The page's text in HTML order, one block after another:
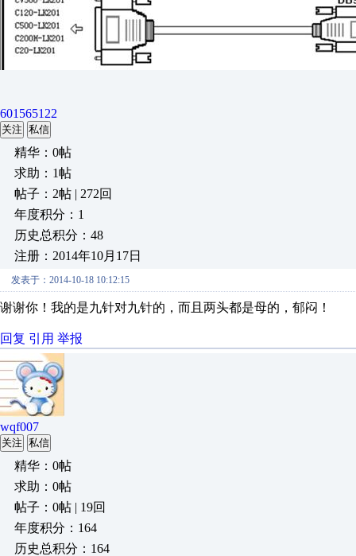
601565122
关注 私信
精华：0帖
求助：1帖
帖子：2帖 | 272回
年度积分：1
历史总积分：48
注册：2014年10月17日
发表于：2014-10-18 10:12:15
谢谢你！我的是九针对九针的，而且两头都是母的，郁闷！
回复 引用 举报
wqf007
关注 私信
精华：0帖
求助：0帖
帖子：0帖 | 19回
年度积分：164
历史总积分：164